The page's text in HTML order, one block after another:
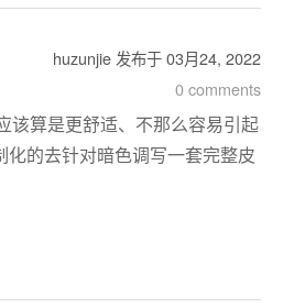
huzunjie 发布于03月24, 2022
0 comments
该算是更舒适、不那么容易引起
的去针对暗色调写一套完整皮